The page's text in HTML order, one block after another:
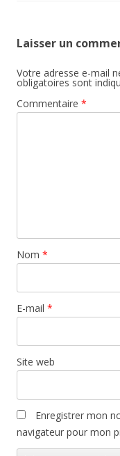
Laisser un
Votre adresse e-mail
obligatoires sont
Commentaire *
Nom *
E-mail *
Site web
Enregistrer mon
navigateur pour mon